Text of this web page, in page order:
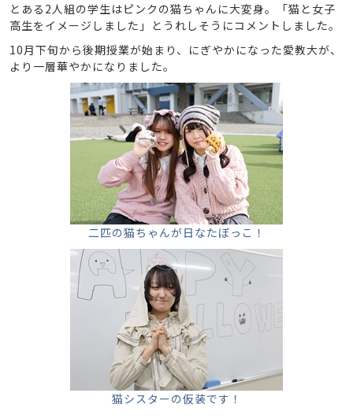
とある2人組の学生はピンクの猫ちゃんに大変身。「猫と女子
高生をイメージしました」とうれしそうにコメントしました。
10月下旬から後期授業が始まり、にぎやかになった愛教大が、
より一層華やかになりました。
二匹の猫ちゃんが日なたぼっこ！
猫シスターの仮装です！